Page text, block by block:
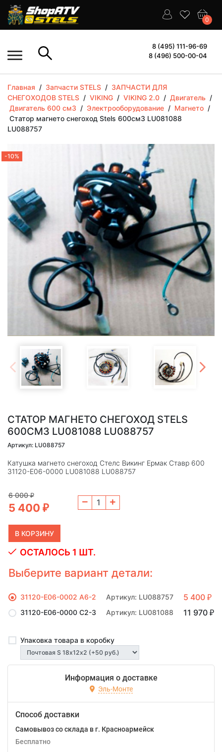
0
8 (495) 111-96-69
8 (496) 500-00-04
Главная / Запчасти STELS / ЗАПЧАСТИ ДЛЯ
СНЕГОХОДОВ STELS / VIKING / VIKING 2.0 / Двигатель /
Двигатель 600 см3 / Электрооборудование / Магнето /
Статор магнето снегоход Stels 600см3 LU081088
LU088757
-10%
СТАТОР МАГНЕТО СНЕГОХОД STELS
600СМ3 LU081088 LU088757
Артикул: LU088757
Катушка магнето снегоход Стелс Викинг Ермак Ставр 600
31120-E06-0000 LU081088 LU088757
6 000₽
5 400 ₽
ОСТАЛОСЬ 1 ШТ.
Выберите вариант детали:
31120-E06-0002 А6-2 Артикул: LU088757 5 400 ₽
31120-E06-0000 С2-3
Артикул: LU081088 11 970 ₽
Упаковка товара в коробку
Информация о доставке
Эль-Монте
Способ доставки
Самовывоз со склада в г. Красноармейск
Бесплатно